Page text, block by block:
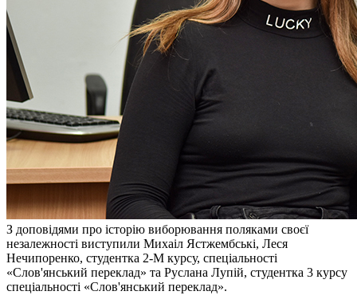
З доповідями про історію виборювання поляками своєї
незалежності виступили Михаіл Ястжембські, Леся
Нечипоренко, студентка 2-М курсу, спеціальності
«Слов'янський переклад» та Руслана Лупій, студентка 3 курсу
спеціальності «Слов'янський переклад».